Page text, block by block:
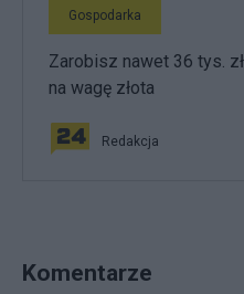
Gospodarka
Zarobisz nawet 36 tys.
na wagę złota
Redakcja
Komentarze